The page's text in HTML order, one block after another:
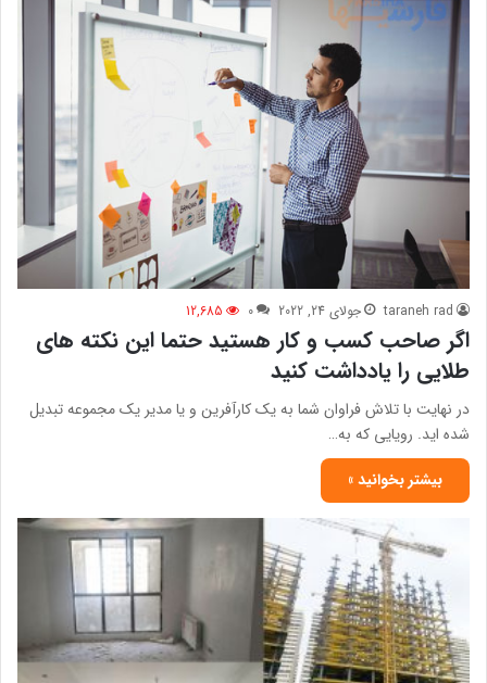
taraneh rad جولای 24, 2022 0
12,685
اگر صاحب کسب‌ و کار هستید حتما این نکته های
طلایی را یادداشت کنید
در نهایت با تلاش فراوان شما به یک کارآفرین و یا مدیر یک مجموعه تبدیل
شده اید. رویایی که به…
بیشتر بخوانید »